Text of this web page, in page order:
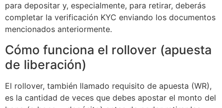
para depositar y, especialmente, para retirar, deberás
completar la verificación KYC enviando los documentos
mencionados anteriormente.
Cómo funciona el rollover (apuesta
de liberación)
El rollover, también llamado requisito de apuesta (WR),
es la cantidad de veces que debes apostar el monto del